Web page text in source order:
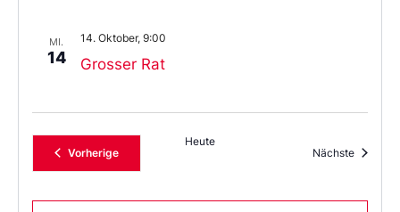
MI.
14 Grosser Rat
14. Oktober, 9:00
VorherigeVeranstaltungen
Heute
Nächste